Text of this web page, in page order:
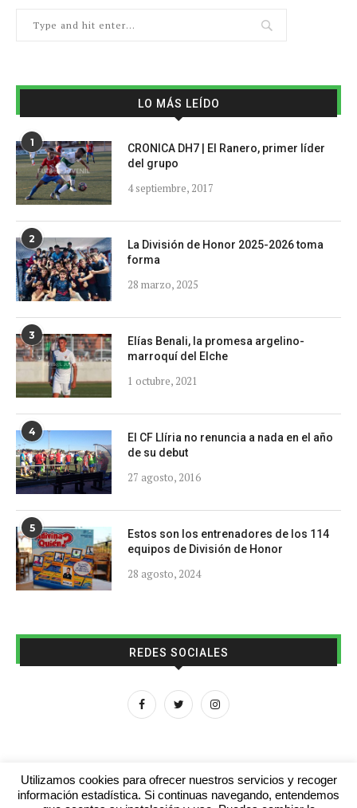
LO MÁS LEÍDO
1
CRONICA DH7 | El Ranero, primer líder
del grupo
4 septiembre, 2017
2
La División de Honor 2025-2026 toma
forma
28 marzo, 2025
3
Elías Benali, la promesa argelino-
marroquí del Elche
1 octubre, 2021
4
El CF Llíria no renuncia a nada en el año
de su debut
27 agosto, 2016
5
Estos son los entrenadores de los 114
equipos de División de Honor
28 agosto, 2024
REDES SOCIALES
Utilizamos cookies para ofrecer nuestros servicios y recoger
información estadística. Si continuas navegando, entendemos